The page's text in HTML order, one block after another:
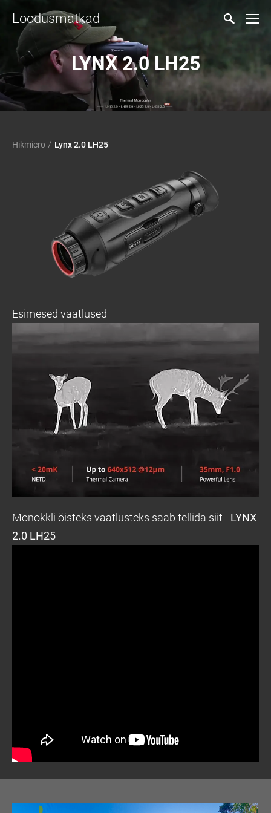
Loodusmatkad
LYNX 2.0 LH25
Hikmicro / Lynx 2.0 LH25
Esimesed vaatlused
Monokkli öisteks vaatlusteks saab tellida siit - LYNX
2.0 LH25